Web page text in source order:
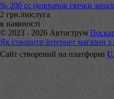
№ 206 сс (ковпачок свічки
2 грн./послуга
в наявності
© 2023 - 2026 Автострум
Як створити інтернет магазин з
Сайт створений на платформі